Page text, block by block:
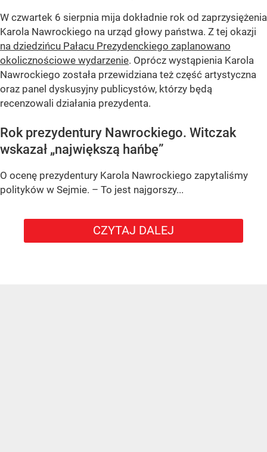
W czwartek 6 sierpnia mija dokładnie rok od zaprzysiężenia
Karola Nawrockiego na urząd głowy państwa. Z tej okazji
na dziedzińcu Pałacu Prezydenckiego zaplanowano
okolicznościowe wydarzenie. Oprócz wystąpienia Karola
Nawrockiego została przewidziana też część artystyczna
oraz panel dyskusyjny publicystów, którzy będą
recenzowali działania prezydenta.
Rok prezydentury Nawrockiego. Witczak
wskazał „największą hańbę”
O ocenę prezydentury Karola Nawrockiego zapytaliśmy
polityków w Sejmie. – To jest najgorszy...
CZYTAJ DALEJ